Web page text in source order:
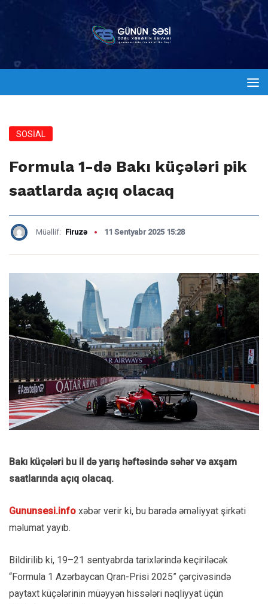
SOSİAL
Formula 1-də Bakı küçələri pik
saatlarda açıq olacaq
Müəllif: Firuzə 11 Sentyabr 2025 15:28
Bakı küçələri bu il də yarış həftəsində səhər və axşam
saatlarında açıq olacaq.
Gununsesi.info xəbər verir ki, bu barədə əməliyyat şirkəti
məlumat yayıb.
Bildirilib ki, 19–21 sentyabrda tarixlərində keçiriləcək
“Formula 1 Azərbaycan Qran-Prisi 2025” çərçivəsində
paytaxt küçələrinin müəyyən hissələri nəqliyyat üçün